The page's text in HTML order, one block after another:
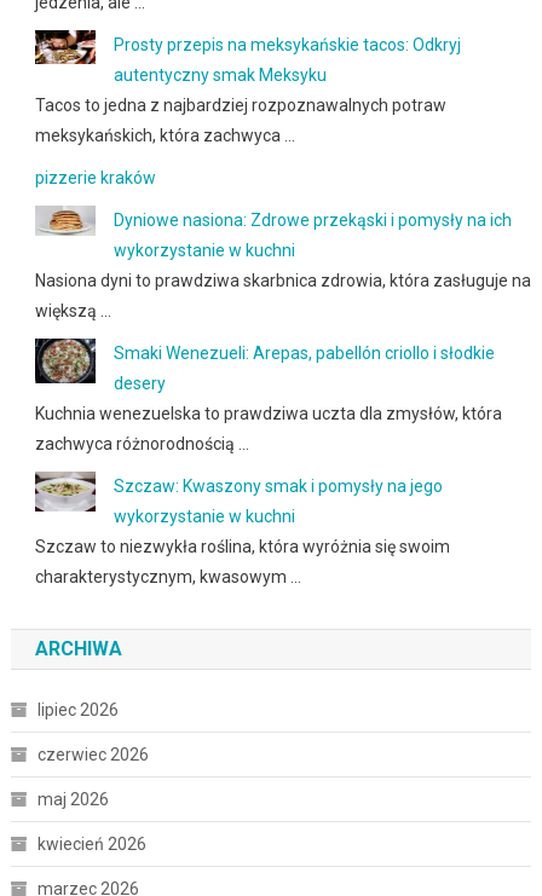
Prosty przepis na meksykańskie tacos: Odkryj
autentyczny smak Meksyku
Tacos to jedna z najbardziej rozpoznawalnych potraw
meksykańskich, która zachwyca …
pizzerie kraków
Dyniowe nasiona: Zdrowe przekąski i pomysły na ich
wykorzystanie w kuchni
Nasiona dyni to prawdziwa skarbnica zdrowia, która zasługuje na
większą …
Smaki Wenezueli: Arepas, pabellón criollo i słodkie
desery
Kuchnia wenezuelska to prawdziwa uczta dla zmysłów, która
zachwyca różnorodnością …
Szczaw: Kwaszony smak i pomysły na jego
wykorzystanie w kuchni
Szczaw to niezwykła roślina, która wyróżnia się swoim
charakterystycznym, kwasowym …
ARCHIWA
lipiec 2026
czerwiec 2026
maj 2026
kwiecień 2026
marzec 2026